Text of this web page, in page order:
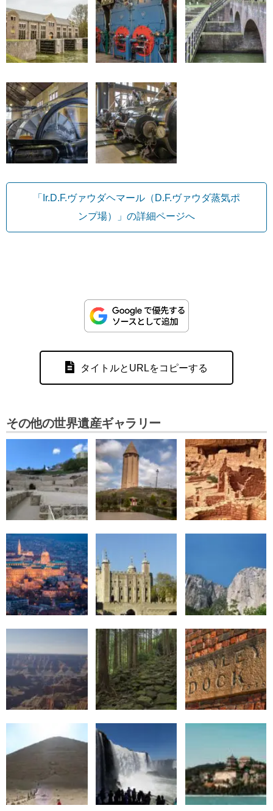
「Ir.D.F.ヴァウダヘマール（D.F.ヴァウダ蒸気ポ
ンプ場）」の詳細ページへ
タイトルとURLをコピーする
その他の世界遺産ギャラリー